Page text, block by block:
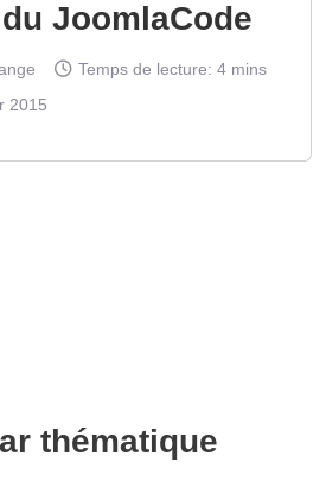
JoomlaCode
Temps de lecture: 4 mins
2015
thématique